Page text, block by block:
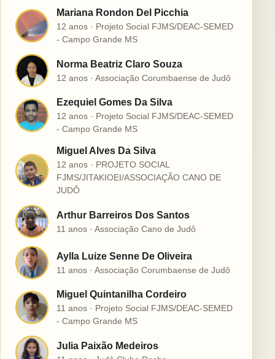
M
Mariana Rondon Del Picchia
12 anos · Projeto Social FJMS/DEAC-SEMED
- Campo Grande MS
N Norma Beatriz Claro Souza
12 anos · Associação Corumbaense de Judô
E
Ezequiel Gomes Da Silva
12 anos · Projeto Social FJMS/DEAC-SEMED
- Campo Grande MS
M
Miguel Alves Da Silva
12 anos · PROJETO SOCIAL
FJMS/JITAKIOEI/ASSOCIAÇÃO CANO DE
JUDÔ
A Arthur Barreiros Dos Santos
11 anos · Associação Cano de Judô
A Aylla Luize Senne De Oliveira
11 anos · Associação Corumbaense de Judô
M
Miguel Quintanilha Cordeiro
11 anos · Projeto Social FJMS/DEAC-SEMED
- Campo Grande MS
J Julia Paixão Medeiros